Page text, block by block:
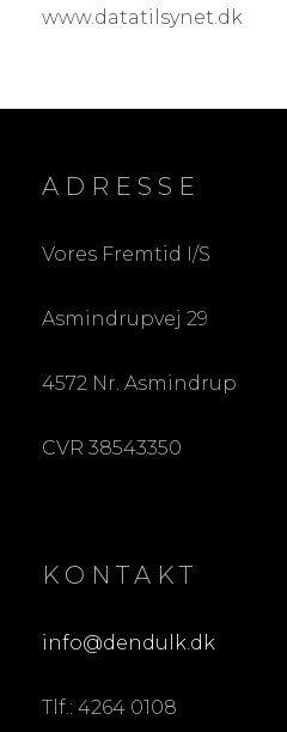
www.datatilsynet.dk
ADRESSE
Vores Fremtid I/S
Asmindrupvej 29
4572 Nr. Asmindrup
CVR 38543350
KONTAKT
info@dendulk.dk
Tlf.: 4264 0108